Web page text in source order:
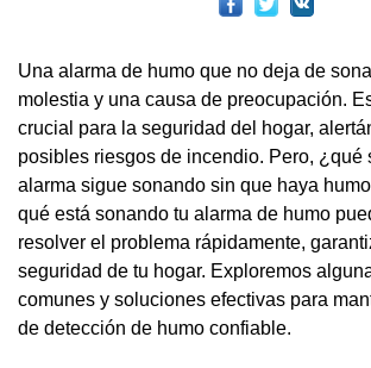
Una alarma de humo que no deja de
molestia y una causa de preocupación.
crucial para la seguridad del hogar,
posibles riesgos de incendio. Pero, ¿qué
alarma sigue sonando sin que haya
qué está sonando tu alarma de humo
resolver el problema rápidamente,
seguridad de tu hogar. Exploremos
comunes y soluciones efectivas para
de detección de humo confiable.